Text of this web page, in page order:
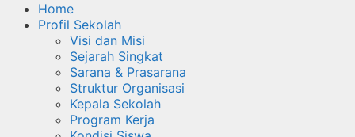
Home
Profil Sekolah
Visi dan Misi
Sejarah Singkat
Sarana & Prasarana
Struktur Organisasi
Kepala Sekolah
Program Kerja